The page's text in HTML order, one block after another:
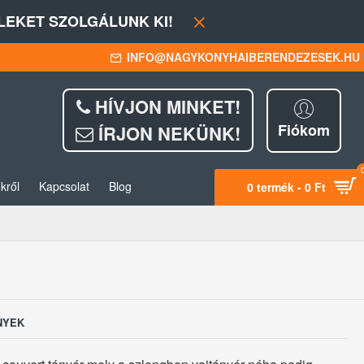
SZOLGÁLUNK KI!
INFO@NAGYKONYHAIBERENDEZESEK.HU
HÍVJON MINKET!
ÍRJON NEKÜNK!
Fiókom
Kapcsolat Blog 0 termék - 0 Ft